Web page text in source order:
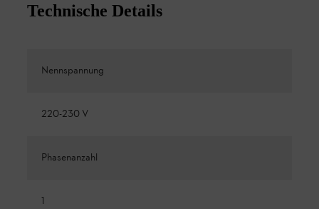
Technische Details
Nennspannung
220-230 V
Phasenanzahl
1